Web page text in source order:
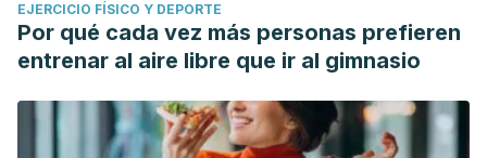
EJERCICIO FÍSICO Y DEPORTE
Por qué cada vez más personas prefieren
entrenar al aire libre que ir al gimnasio